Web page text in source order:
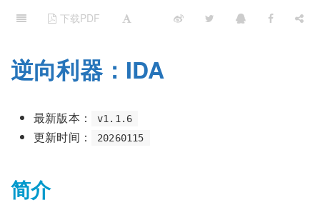
下载PDF
逆向利器：IDA
最新版本： v1.1.6
更新时间： 20260115
简介